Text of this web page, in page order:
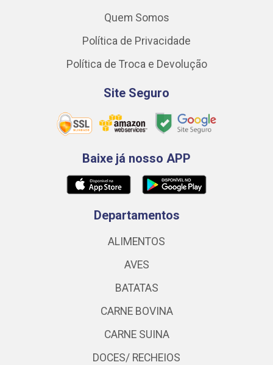
Quem Somos
Política de Privacidade
Política de Troca e Devolução
Site Seguro
Baixe já nosso APP
Departamentos
ALIMENTOS
AVES
BATATAS
CARNE BOVINA
CARNE SUINA
DOCES/ RECHEIOS